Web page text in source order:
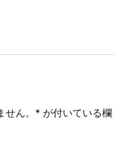
ん。 * が付いている欄